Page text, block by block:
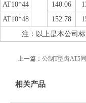
AT10*44
140.06
AT10*48
152.78
注：以上是本公司
上一篇： 公制T型齿AT5
相关产品